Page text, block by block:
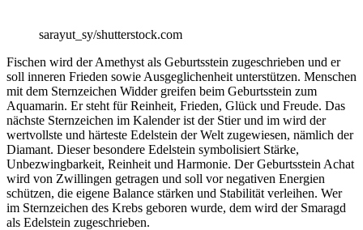
sarayut_sy/shutterstock.com
Fischen wird der Amethyst als Geburtsstein zugeschrieben und er
soll inneren Frieden sowie Ausgeglichenheit unterstützen. Menschen
mit dem Sternzeichen Widder greifen beim Geburtsstein zum
Aquamarin. Er steht für Reinheit, Frieden, Glück und Freude. Das
nächste Sternzeichen im Kalender ist der Stier und im wird der
wertvollste und härteste Edelstein der Welt zugewiesen, nämlich der
Diamant. Dieser besondere Edelstein symbolisiert Stärke,
Unbezwingbarkeit, Reinheit und Harmonie. Der Geburtsstein Achat
wird von Zwillingen getragen und soll vor negativen Energien
schützen, die eigene Balance stärken und Stabilität verleihen. Wer
im Sternzeichen des Krebs geboren wurde, dem wird der Smaragd
als Edelstein zugeschrieben.